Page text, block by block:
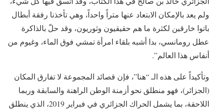
ولم يعد بالإمكان الابتعاد عنها متراً واحداً، وهي تأخذنا رفقة أبطال
باتوا خارقين لكثرة ما هم حقيقيون وثوريون، وقد حلّ بالذاكرة
عطل رومانسي، بدا أشبه بلقاء امرأة تمشي فوق الماء، وغيوم من
أنفاس هذا العالم”.
وتأكيداً على هذه الـ “هنا”، فإن قصائد المجموعة لا تفارق المكان
(الجزائر)، فهو منطلق نحو أزمنة الوطن الراهنة والسابقة وربما
اللاحقة، بما يشمل الحراك الجزائري في فبراير 2019، الذي ينطلق